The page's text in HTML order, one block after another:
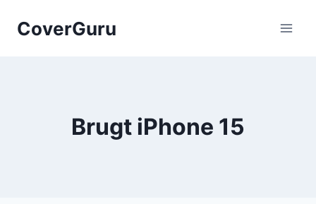
CoverGuru
Brugt iPhone 15